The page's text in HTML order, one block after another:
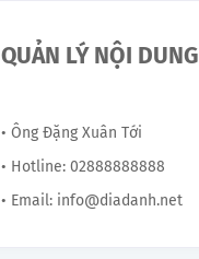
QUẢN LÝ NỘI DUNG
• Ông Đặng Xuân Tới
• Hotline: 02888888888
• Email: info@diadanh.net